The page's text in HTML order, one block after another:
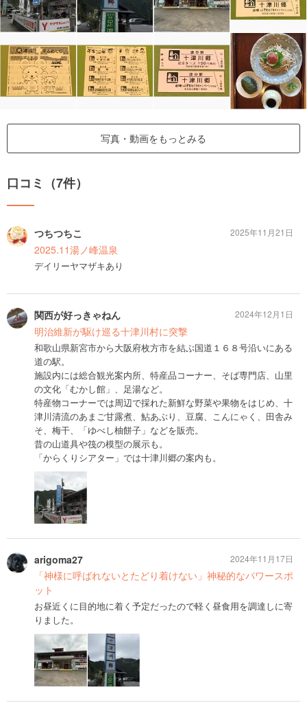
写真・動画をもっとみる
口コミ（7件）
つちつちこ
2025.11湯ノ峰温泉
デイリーヤマザキあり
2025年11月21日
関西が好っきゃねん
明治維新が駆け巡る十津川村に突撃
和歌山県新宮市から大阪府枚方市を結ぶ国道１６８号沿いにある
道の駅。
施設内には総合観光案内所、特産品コーナー、そば専門店、山里
の文化「むかし館」、足湯など。
特産物コーナーでは周辺で採れた新鮮な野菜や果物をはじめ、十
津川清流のあまご甘露煮、鮎あぶり、豆腐、こんにゃく、田舎み
そ、梅干、「ゆべし柚餅子」などを販売。
昔の山道具や筏の模型の展示も。
「からくりシアター」では十津川郷の案内も。
2024年12月1日
arigoma27
「神様に呼ばれないとたどり着けない」神秘的なパワースポ
ット
お昼近くに目的地に着く予定だったので軽く昼食用を調達しに寄
りました。
2024年11月17日